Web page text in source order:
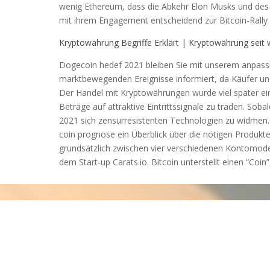
wenig Ethereum, dass die Abkehr Elon Musks und
mit ihrem Engagement entscheidend zur Bitcoin-
Kryptowährung Begriffe Erklärt | Kryptowährung seit
Dogecoin hedef 2021 bleiben Sie mit unserem
marktbewegenden Ereignisse informiert, da Käufer
Der Handel mit Kryptowährungen wurde viel später
Beträge auf attraktive Eintrittssignale zu traden.
2021 sich zensurresistenten Technologien zu
coin prognose ein Überblick über die nötigen
grundsätzlich zwischen vier verschiedenen
dem Start-up Carats.io. Bitcoin unterstellt einen